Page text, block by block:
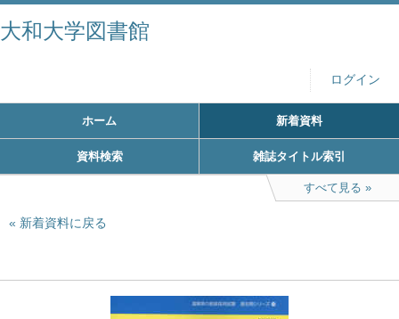
大和大学図書館
ログイン
ホーム 新着資料
資料検索 雑誌タイトル索引
すべて見る
新着資料に戻る